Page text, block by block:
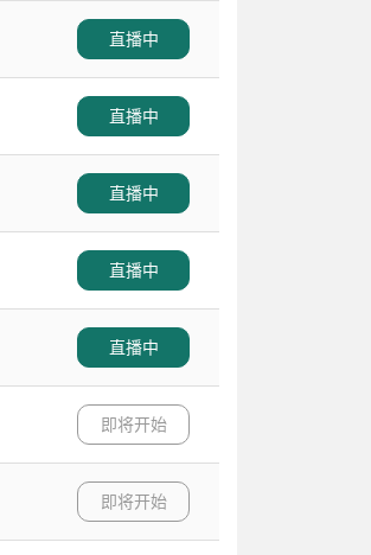
直播中
直播中
直播中
直播中
直播中
即将开始
即将开始